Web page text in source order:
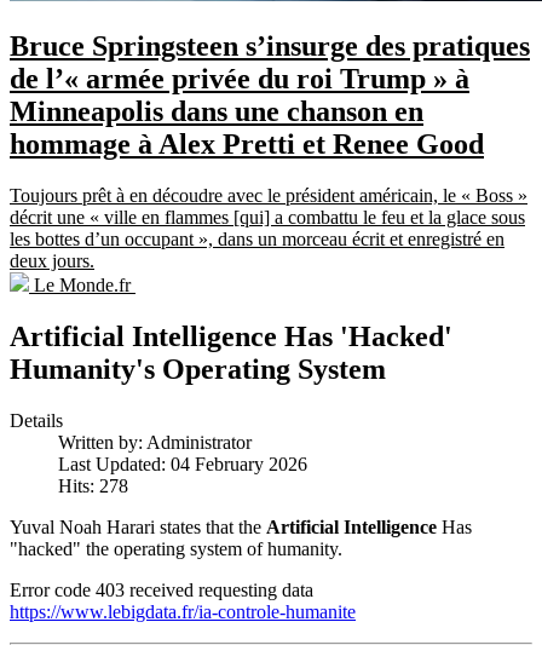
Bruce Springsteen s’insurge des pratiques
de l’« armée privée du roi Trump » à
Minneapolis dans une chanson en
hommage à Alex Pretti et Renee Good
Toujours prêt à en découdre avec le président américain, le « Boss »
décrit une « ville en flammes [qui] a combattu le feu et la glace sous
les bottes d’un occupant », dans un morceau écrit et enregistré en
deux jours.
Le Monde.fr
Artificial Intelligence Has 'Hacked'
Humanity's Operating System
Details
Written by: Administrator
Last Updated: 04 February 2026
Hits: 278
Yuval Noah Harari states that the Artificial Intelligence Has
"hacked" the operating system of humanity.
Error code 403 received requesting data
https://www.lebigdata.fr/ia-controle-humanite